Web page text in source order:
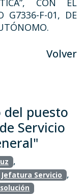
CON EL
G7336-F-01, DE
Volver
puesto
Servicio
,
Jefatura Servicio ,